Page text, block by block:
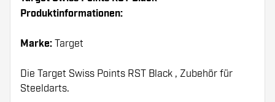
Produktinformationen:
Marke: Target
Die Target Swiss Points RST Black , Zubehör für
Steeldarts.